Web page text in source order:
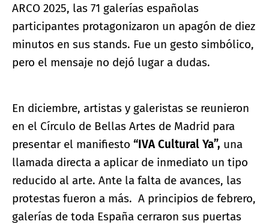
ARCO 2025, las 71 galerías españolas
participantes protagonizaron un apagón de diez
minutos en sus stands. Fue un gesto simbólico,
pero el mensaje no dejó lugar a dudas.
En diciembre, artistas y galeristas se reunieron
en el Círculo de Bellas Artes de Madrid para
presentar el manifiesto “IVA Cultural Ya”, una
llamada directa a aplicar de inmediato un tipo
reducido al arte. Ante la falta de avances, las
protestas fueron a más. A principios de febrero,
galerías de toda España cerraron sus puertas